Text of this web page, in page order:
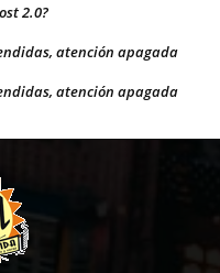
2.0?
atención apagada
atención apagada